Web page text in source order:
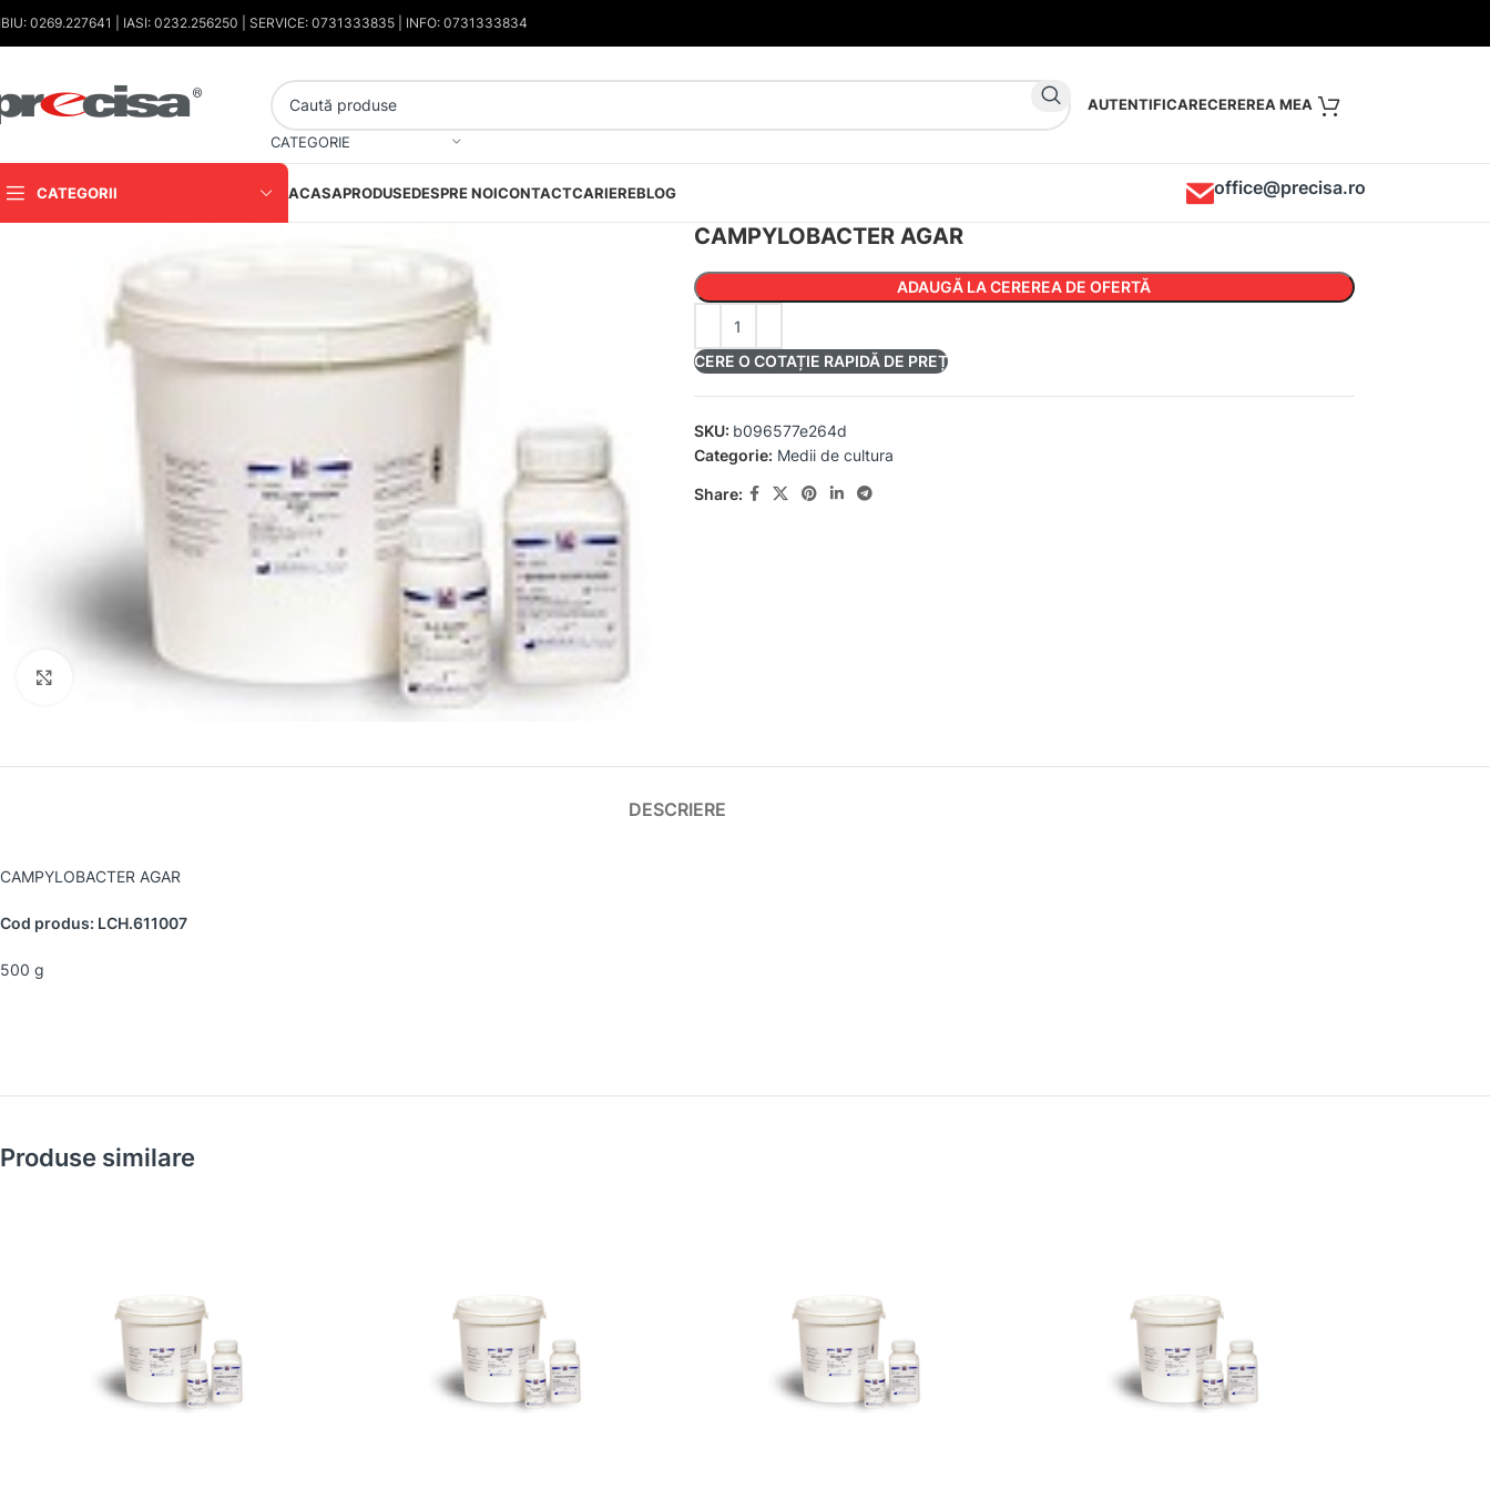
0269.227641 | IASI: 0232.256250 | SERVICE: 0731333835 | INFO: 0731333834
CATEGORIE
AUTENTIFICARE
CATEGORII ACASAPRODUSEDESPRE NOICONTACTCARIEREBLOG office@precisa.ro
Faceți clic pentru a mări
CAMPYLOBACTER AGAR
ADAUGĂ LA CEREREA DE OFERTĂ
CERE O COTAȚIE RAPIDĂ DE PREȚ
SKU: b096577e264d
Categorie: Medii de cultura
Share:
DESCRIERE
CAMPYLOBACTER AGAR
Cod produs: LCH.611007
500 g
Produse similare